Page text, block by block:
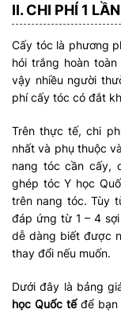
II. CHI PHÍ 1
Cấy tóc là phương
hói trắng hoàn
vậy nhiều người
phí cấy tóc có đắt
Trên thực tế, chi
nhất và phụ thuộc
nang tóc cần cấy,
ghép tóc Y học
trên nang tóc. Tùy
đáp ứng từ 1 – 4
dễ dàng biết được
thay đổi nếu muốn.
Dưới đây là bảng
học Quốc tếđể bạn